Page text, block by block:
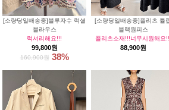
[소량당일배송중]블루자수 럭셜
블라우스
럭셔리해요!!!
99,800원
160,900원 38%
[소량당일배송중]플리츠 튤
블랙원피스
플리츠소재!!!너무시원해요
88,900원